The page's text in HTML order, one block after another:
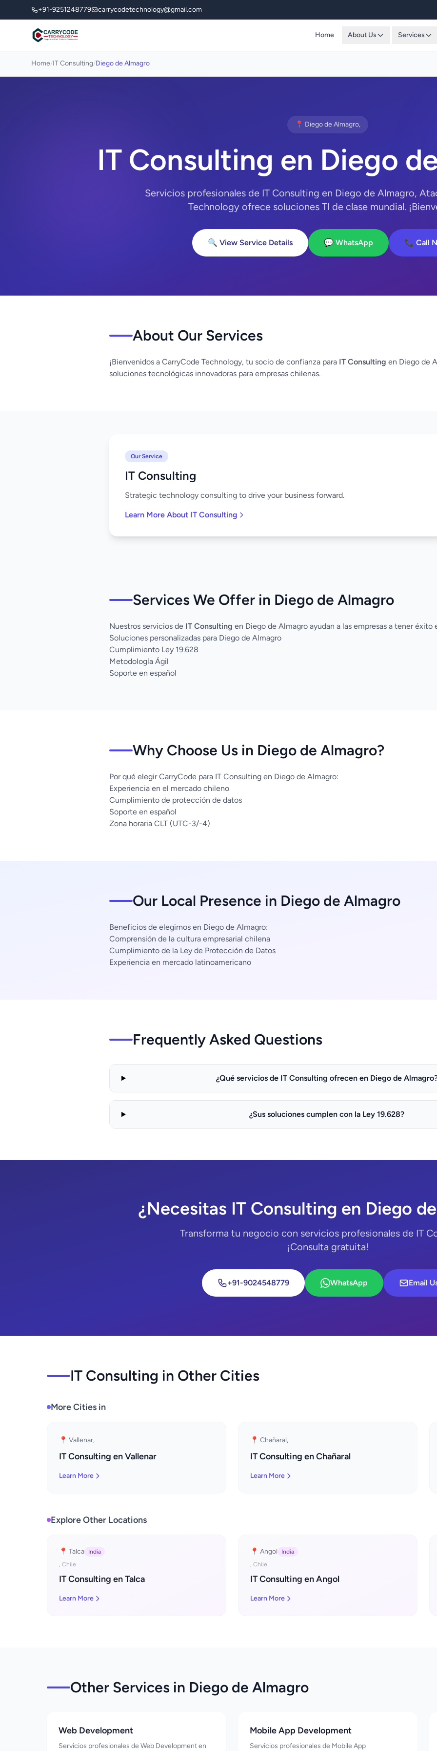
+91-9251248779 carrycodetechnology@gmail.com
Home About Us Services
Home/IT Consulting/Diego de Almagro
📍 Diego de Almagro,
IT Consulting en Diego
Servicios profesionales de IT Consulting en Diego de Almagro,
Technology ofrece soluciones TI de clase mundial.
🔍 View Service Details 💬 WhatsApp 📞 Call
About Our Services
¡Bienvenidos a CarryCode Technology, tu socio de confianza para IT Consulting en Diego de
soluciones tecnológicas innovadoras para empresas chilenas.
Our Service
IT Consulting
Strategic technology consulting to drive your business forward.
Learn More About IT Consulting
Services We Offer in Diego de Almagro
Nuestros servicios de IT Consulting en Diego de Almagro ayudan a las empresas a tener
Soluciones personalizadas para Diego de Almagro
Cumplimiento Ley 19.628
Metodología Ágil
Soporte en español
Why Choose Us in Diego de Almagro?
Por qué elegir CarryCode para IT Consulting en Diego de Almagro:
Experiencia en el mercado chileno
Cumplimiento de protección de datos
Soporte en español
Zona horaria CLT (UTC-3/-4)
Our Local Presence in Diego de Almagro
Beneficios de elegirnos en Diego de Almagro:
Comprensión de la cultura empresarial chilena
Cumplimiento de la Ley de Protección de Datos
Experiencia en mercado latinoamericano
Frequently Asked Questions
¿Qué servicios de IT Consulting ofrecen en Diego de
¿Sus soluciones cumplen con la Ley 19.628?
¿Necesitas IT Consulting en Diego
Transforma tu negocio con servicios profesionales de IT
¡Consulta gratuita!
+91-9024548779 WhatsApp Email
IT Consulting in Other Cities
More Cities in
📍 Vallenar,
IT Consulting en Vallenar
Learn More
📍 Chañaral,
IT Consulting en Chañaral
Learn More
Explore Other Locations
📍 Talca
India
, Chile
IT Consulting en Talca
Learn More
📍 Angol
India
, Chile
IT Consulting en Angol
Learn More
Other Services in Diego de Almagro
Web Development
Servicios profesionales de Web Development en
Mobile App Development
Servicios profesionales de Mobile App